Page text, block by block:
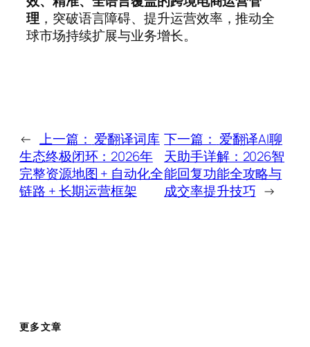
理 ，突破语言障碍、提升运营效率，推动全
球市场持续扩展与业务增长。
← 上一篇： 爱翻译词库
生态终极闭环：2026年
完整资源地图 + 自动化全
链路 + 长期运营框架
下一篇： 爱翻译AI聊
天助手详解：2026智
能回复功能全攻略与
成交率提升技巧 →
更多文章